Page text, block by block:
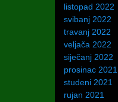
listopad 2022
svibanj 2022
travanj 2022
veljača 2022
siječanj 2022
prosinac 2021
studeni 2021
rujan 2021